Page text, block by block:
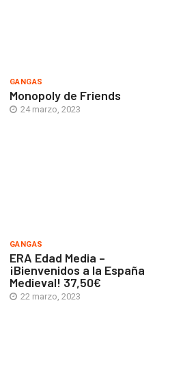
GANGAS
Monopoly de Friends
24 marzo, 2023
GANGAS
ERA Edad Media –
¡Bienvenidos a la España
Medieval! 37,50€
22 marzo, 2023